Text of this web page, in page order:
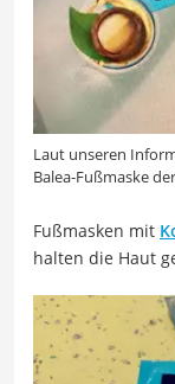
Laut unseren
Balea-Fußmaske
Fußmasken mit
halten die Haut